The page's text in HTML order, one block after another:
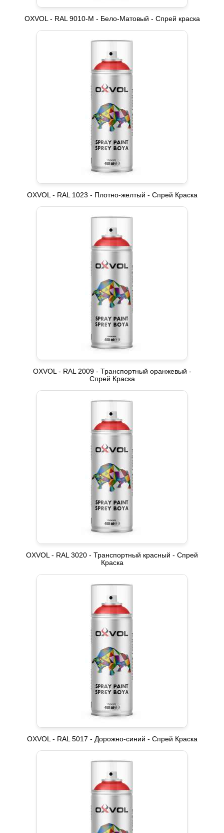
OXVOL - RAL 9010-M - Бело-Матовый - Спрей краска
OXVOL - RAL 1023 - Плотно-желтый - Спрей Краска
OXVOL - RAL 2009 - Транспортный оранжевый -
Спрей Краска
OXVOL - RAL 3020 - Транспортный красный - Спрей
Краска
OXVOL - RAL 5017 - Дорожно-синий - Спрей Краска